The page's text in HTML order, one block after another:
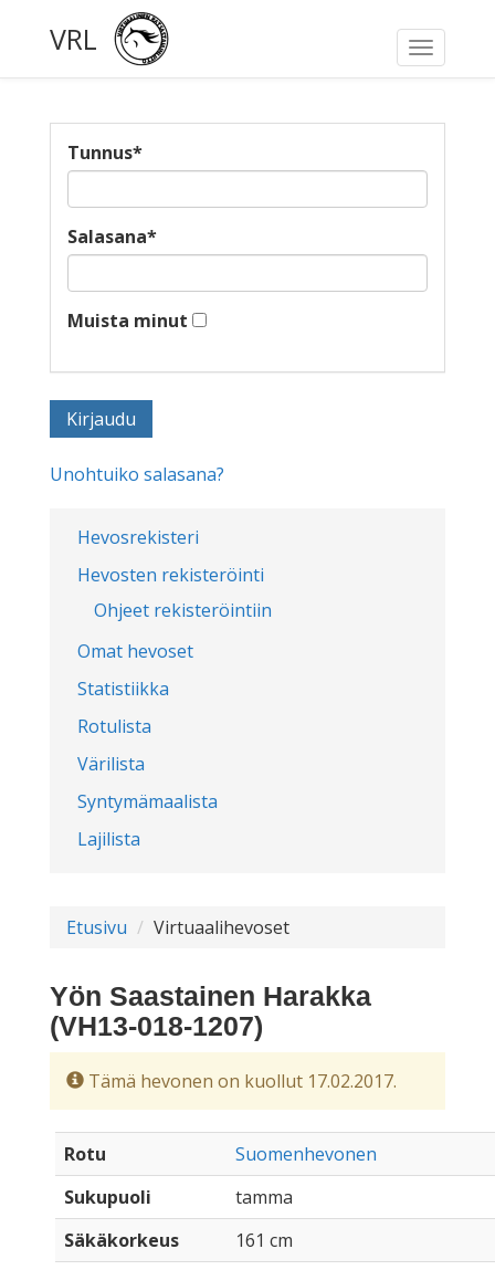
Toggle
VRL
Hevosrekisteri
Hevosten rekisteröinti
Ohjeet rekisteröintiin
Omat hevoset
Statistiikka
Rotulista
Värilista
Syntymämaalista
Lajilista
Tunnus*
Salasana*
Muista minut
Unohtuiko salasana?
Etusivu Virtuaalihevoset
Yön Saastainen Harakka
(VH13-018-1207)
Tämä hevonen on kuollut 17.02.2017.
Rotu
Suomenhevonen
Sukupuoli
tamma
Säkäkorkeus
161 cm